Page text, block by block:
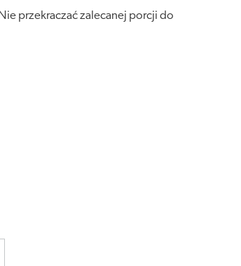
przekraczać zalecanej porcji do